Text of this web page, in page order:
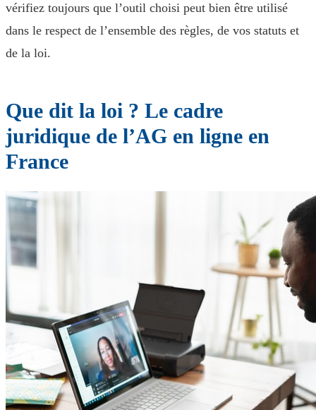
vérifiez toujours que l’outil choisi peut bien être utilisé
dans le respect de l’ensemble des règles, de vos statuts et
de la loi.
Que dit la loi ? Le cadre
juridique de l’AG en ligne en
France